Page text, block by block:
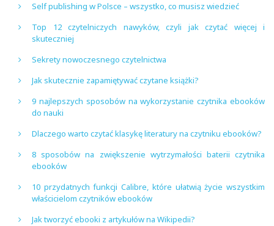
Self publishing w Polsce – wszystko, co musisz wiedzieć
Top 12 czytelniczych nawyków, czyli jak czytać więcej i
skuteczniej
Sekrety nowoczesnego czytelnictwa
Jak skutecznie zapamiętywać czytane książki?
9 najlepszych sposobów na wykorzystanie czytnika ebooków
do nauki
Dlaczego warto czytać klasykę literatury na czytniku ebooków?
8 sposobów na zwiększenie wytrzymałości baterii czytnika
ebooków
10 przydatnych funkcji Calibre, które ułatwią życie wszystkim
właścicielom czytników ebooków
Jak tworzyć ebooki z artykułów na Wikipedii?